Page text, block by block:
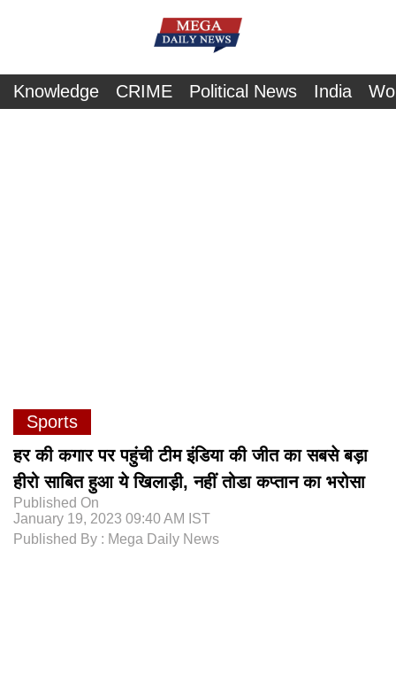
Knowledge CRIME Political News India
Sports
हर की कगार पर पहुंची टीम इंडिया की जीत का सबसे बड़ा
हीरो साबित हुआ ये खिलाड़ी, नहीं तोडा कप्तान का भरोसा
Published On
January 19, 2023 09:40 AM IST
Published By : Mega Daily News